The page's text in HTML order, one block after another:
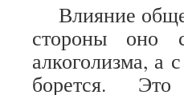
Влияние
стороны оно
алкоголизма, а
борется.